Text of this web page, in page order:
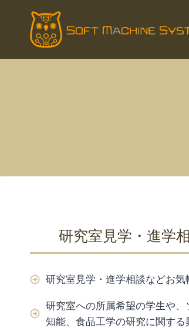
content
研究室見学・進学
研究室見学・進学相談などお気
研究室への所属希望の学生や
知能、食品工学の研究に関する